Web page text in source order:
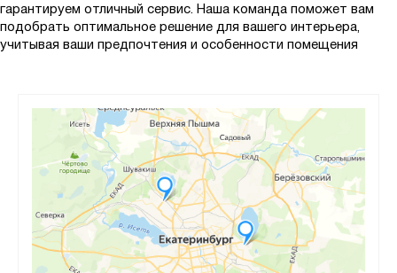
гарантируем отличный сервис. Наша команда поможет вам
подобрать оптимальное решение для вашего интерьера,
учитывая ваши предпочтения и особенности помещения